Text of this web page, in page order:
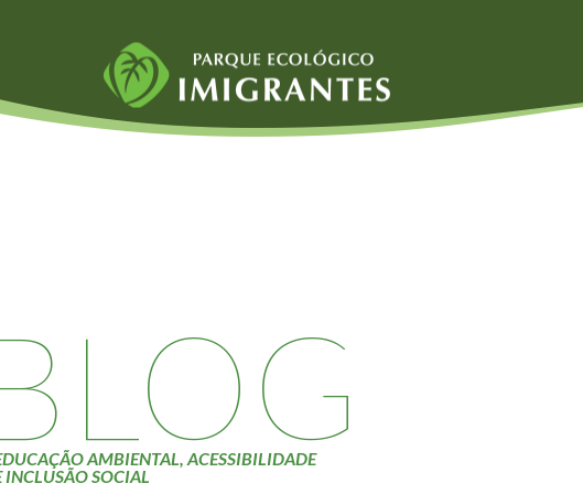
Fauna e Flora
Liquens
Tucano do Bico
Atividades Blog
AMBIENTAL, ACESSIBILIDADE
INCLUSÃO SOCIAL